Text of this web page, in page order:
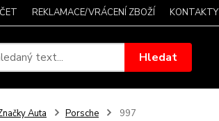
REKLAMACE/VRÁCENÍ ZBOŽÍ KONTAKTY
Hledat
Auta Porsche 997